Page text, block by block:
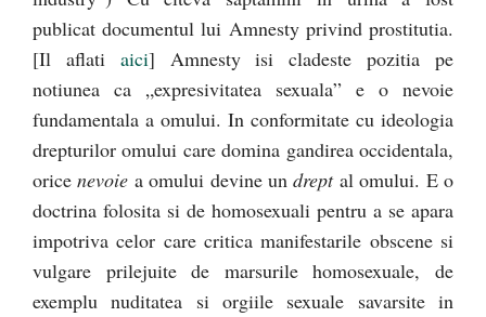
publicat documentul lui Amnesty privind prostitutia.
[Il aflati aici] Amnesty isi cladeste pozitia pe
notiunea ca „expresivitatea sexuala” e o nevoie
fundamentala a omului. In conformitate cu ideologia
drepturilor omului care domina gandirea occidentala,
oricenevoie a omului devine undreptal omului. E o
doctrina folosita si de homosexuali pentru a se apara
impotriva celor care critica manifestarile obscene si
vulgare prilejuite de marsurile homosexuale, de
exemplu nuditatea si orgiile sexuale savarsite in